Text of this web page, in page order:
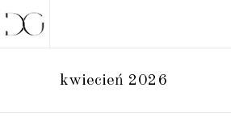
kwiecień 2026